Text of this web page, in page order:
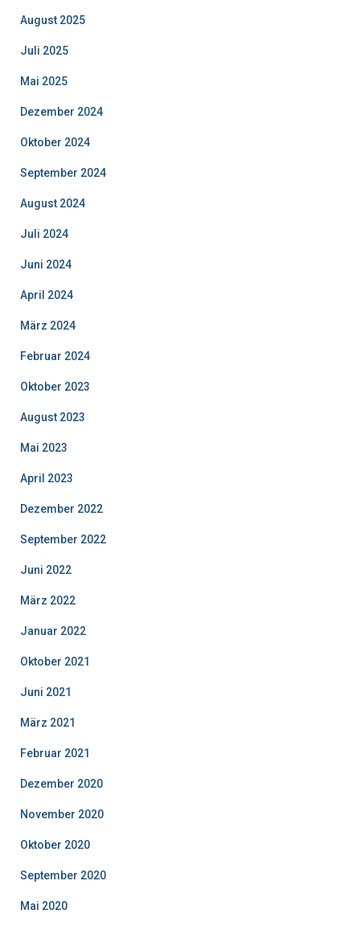
August 2025
Juli 2025
Mai 2025
Dezember 2024
Oktober 2024
September 2024
August 2024
Juli 2024
Juni 2024
April 2024
März 2024
Februar 2024
Oktober 2023
August 2023
Mai 2023
April 2023
Dezember 2022
September 2022
Juni 2022
März 2022
Januar 2022
Oktober 2021
Juni 2021
März 2021
Februar 2021
Dezember 2020
November 2020
Oktober 2020
September 2020
Mai 2020